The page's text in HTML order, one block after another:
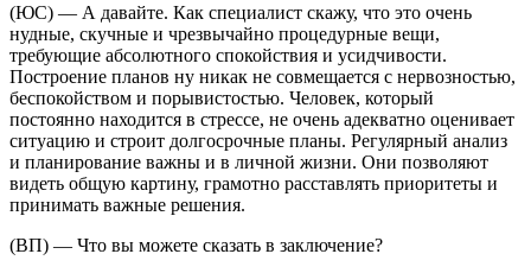
(ЮС) — А давайте. Как специалист скажу, что это очень
нудные, скучные и чрезвычайно процедурные вещи,
требующие абсолютного спокойствия и усидчивости.
Построение планов ну никак не совмещается с нервозностью,
беспокойством и порывистостью. Человек, который
постоянно находится в стрессе, не очень адекватно оценивает
ситуацию и строит долгосрочные планы. Регулярный анализ
и планирование важны и в личной жизни. Они позволяют
видеть общую картину, грамотно расставлять приоритеты и
принимать важные решения.
(ВП) — Что вы можете сказать в заключение?